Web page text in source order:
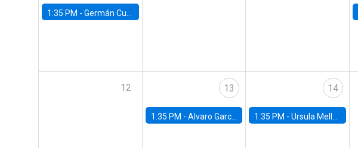
1:35 PM - Germán Cubas, University of Houston
12 13
1:35 PM - Alvaro Garcia-Marin, Universidad de Los Andes
14
1:35 PM -Ursula Mello, Insper - Institute of Education and Research